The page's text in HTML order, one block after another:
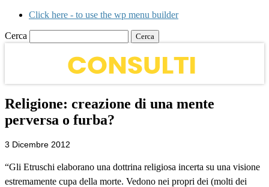
Click here - to use the wp menu builder
Cerca
Religione: creazione di una mente
perversa o furba?
3 Dicembre 2012
“Gli Etruschi elaborano una dottrina religiosa incerta su una visione
estremamente cupa della morte. Vedono nei propri dei (molti dei